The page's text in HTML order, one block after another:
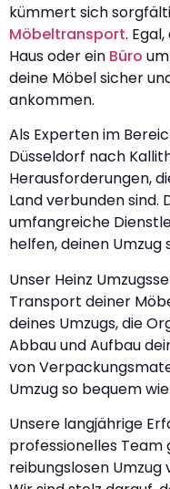
kümmert sich
Möbeltransport.
Haus oder ein Büro
deine Möbel sicher
ankommen.
Als Experten im
Düsseldorf nach
Herausforderungen,
Land verbunden sind.
umfangreiche
helfen, deinen
Unser Heinz
Transport deiner
deines Umzugs, die
Abbau und Aufbau
von
Umzug so bequem
Unsere langjährige
professionelles
reibungslosen Umzug